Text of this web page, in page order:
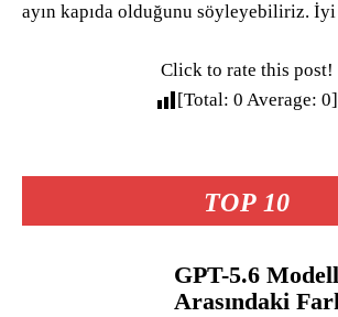
TOP 10
GPT-5.6
Arasındaki
ayın kapıda olduğunu söyleyebiliriz.
Click to rate this post!
[Total: 0 Average: 0]